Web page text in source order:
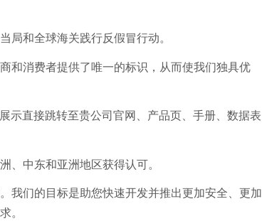
局和全球海关践行反假冒行动。
和消费者提供了唯一的标识，从而使我们独具优
示直接跳转至贵公司官网、产品页、手册、数据表
、中东和亚洲地区获得认可。
我们的目标是助您快速开发并推出更加安全、更加
。